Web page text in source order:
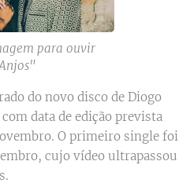
para ouvir
do novo disco de Diogo
data de edição prevista
O primeiro single foi
cujo vídeo ultrapassou